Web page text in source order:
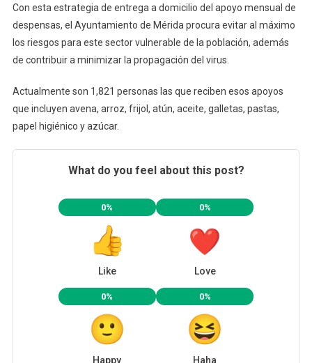
Con esta estrategia de entrega a domicilio del apoyo mensual de
despensas, el Ayuntamiento de Mérida procura evitar al máximo
los riesgos para este sector vulnerable de la población, además
de contribuir a minimizar la propagación del virus.
Actualmente son 1,821 personas las que reciben esos apoyos
que incluyen avena, arroz, frijol, atún, aceite, galletas, pastas,
papel higiénico y azúcar.
What do you feel about this post?
0%
Like
0%
Love
0%
Happy
0%
Haha